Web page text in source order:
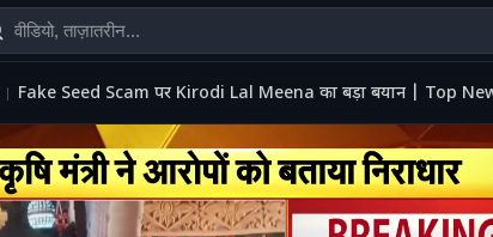
Fake Seed Scam पर Kirodi Lal Meena का बड़ा बयान | Top